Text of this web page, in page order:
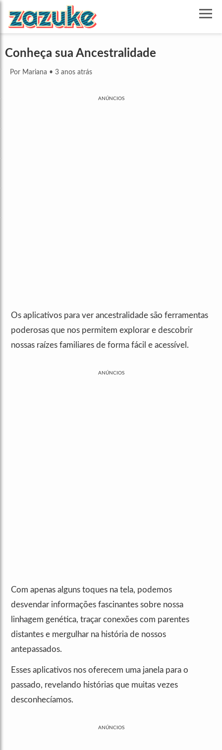
Conheça sua Ancestralidade
Por Mariana • 3 anos atrás
ANÚNCIOS
Os aplicativos para ver ancestralidade são ferramentas
poderosas que nos permitem explorar e descobrir
nossas raízes familiares de forma fácil e acessível.
ANÚNCIOS
Com apenas alguns toques na tela, podemos
desvendar informações fascinantes sobre nossa
linhagem genética, traçar conexões com parentes
distantes e mergulhar na história de nossos
antepassados.
Esses aplicativos nos oferecem uma janela para o
passado, revelando histórias que muitas vezes
desconhecíamos.
ANÚNCIOS